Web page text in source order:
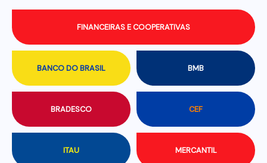
BANCO DO BRASIL BMB
BRADESCO CEF
FINANCEIRAS E COOPERATIVAS
ITAU MERCANTIL